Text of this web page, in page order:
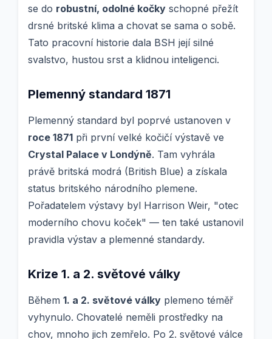
se do robustní, odolné kočky schopné přežít
drsné britské klima a chovat se sama o sobě.
Tato pracovní historie dala BSH její silné
svalstvo, hustou srst a klidnou inteligenci.
Plemenný standard 1871
Plemenný standard byl poprvé ustanoven v
roce 1871 při první velké kočičí výstavě ve
Crystal Palace v Londýně. Tam vyhrála
právě britská modrá (British Blue) a získala
status britského národního plemene.
Pořadatelem výstavy byl Harrison Weir, "otec
moderního chovu koček" — ten také ustanovil
pravidla výstav a plemenné standardy.
Krize 1. a 2. světové války
Během 1. a 2. světové války plemeno téměř
vyhynulo. Chovatelé neměli prostředky na
chov, mnoho jich zemřelo. Po 2. světové válce